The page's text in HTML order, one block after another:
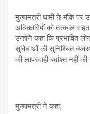
मुख्यमंत्री धामी ने मौके पर
अधिकारियों को तत्काल
उन्होंने कहा कि प्रभावित
सुविधाओं की सुनिश्चित
की लापरवाही बर्दाश्त नहीं
मुख्यमंत्री ने कहा,